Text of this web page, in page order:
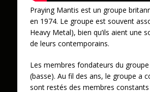
Praying Mantis est un groupe
en 1974. Le groupe est souvent
Heavy Metal), bien qu’ils aient une
de leurs contemporains.
Les membres fondateurs du
(basse). Au fil des ans, le groupe a
sont restés des membres